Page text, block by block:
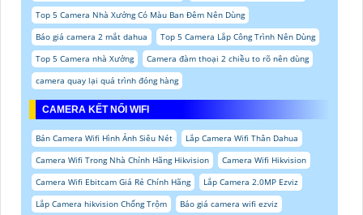
Top 5 Camera Nhà Xưởng Có Màu Ban Đêm Nên Dùng
Báo giá camera 2 mắt dahua
Top 5 Camera Lắp Công Trình Nên Dùng
Top 5 Camera nhà Xưởng
Camera đàm thoại 2 chiều to rõ nên dùng
camera quay lại quá trình đóng hàng
CAMERA KẾT NỐI WIFI
Bán Camera Wifi Hình Ảnh Siêu Nét
Lắp Camera Wifi Thân Dahua
Camera Wifi Trong Nhà Chính Hãng Hikvision
Camera Wifi Hikvision
Camera Wifi Ebitcam Giá Rẻ Chính Hãng
Lắp Camera 2.0MP Ezviz
Lắp Camera hikvision Chống Trộm
Báo giá camera wifi ezviz